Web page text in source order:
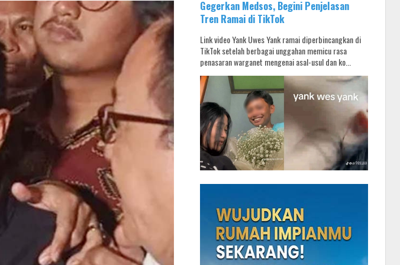
Gegerkan Medsos, Begini Penjelasan
Tren Ramai di TikTok
Link video Yank Uwes Yank ramai diperbincangkan di
TikTok setelah berbagai unggahan memicu rasa
penasaran warganet mengenai asal-usul dan ko...